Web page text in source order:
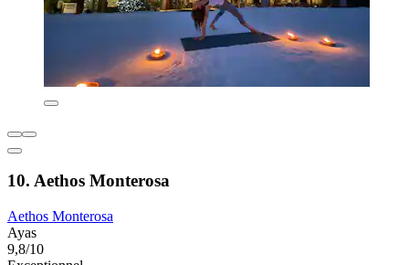
10. Aethos Monterosa
Aethos Monterosa
Ayas
9,8/10